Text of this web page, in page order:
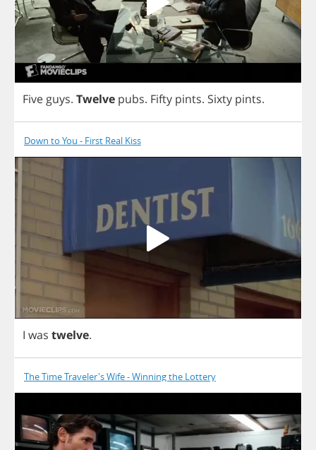
Fiveguys. Twelve pubs. Fifty pints. Sixty pints.
Down to You - First Real Kiss
I was twelve.
The Time Traveler's Wife - Winning the Lottery